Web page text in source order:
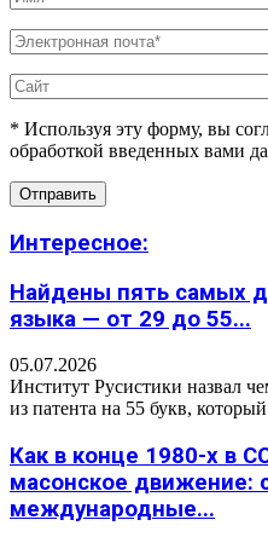
* Используя эту форму, вы
обработкой введенных вами
Интересное:
Найдены пять самых
языка — от 29 до 55...
05.07.2026
Институт Русистики назвал
из патента на 55 букв,
Как в конце 1980-х в
масонское движение:
международные...